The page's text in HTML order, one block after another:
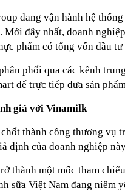
đang vận hành hệ
Mới đây nhất, doanh
phẩm có tổng vốn đầu
phối qua các kênh
để trực tiếp đưa sản
giá với Vinamilk
thành công thương vụ
định của doanh nghiệp
thành một mốc tham
sữa Việt Nam đang niêm